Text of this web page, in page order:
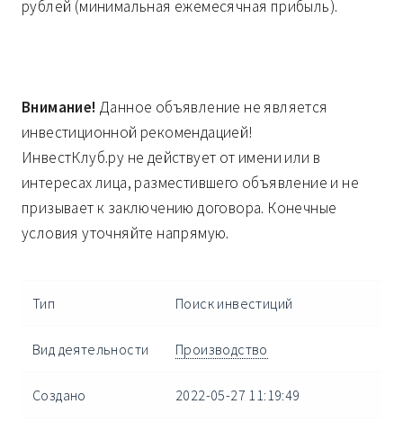
рублей (минимальная ежемесячная прибыль).
Внимание! Данное объявление не является
инвестиционной рекомендацией!
ИнвестКлуб.ру не действует от имени или в
интересах лица, разместившего объявление и не
призывает к заключению договора. Конечные
условия уточняйте напрямую.
Тип Поиск инвестиций
Вид деятельности Производство
Создано 2022-05-27 11:19:49